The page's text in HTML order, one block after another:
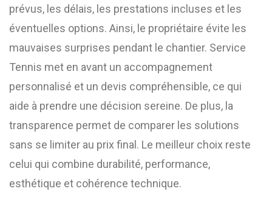
prévus, les délais, les prestations incluses et les
éventuelles options. Ainsi, le propriétaire évite les
mauvaises surprises pendant le chantier. Service
Tennis met en avant un accompagnement
personnalisé et un devis compréhensible, ce qui
aide à prendre une décision sereine. De plus, la
transparence permet de comparer les solutions
sans se limiter au prix final. Le meilleur choix reste
celui qui combine durabilité, performance,
esthétique et cohérence technique.